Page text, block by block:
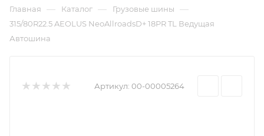
Главная — Каталог — Грузовые шины —
315/80R22.5 AEOLUS NeoAllroadsD+ 18PR TL Ведущая
Автошина
Артикул: 00-00005264